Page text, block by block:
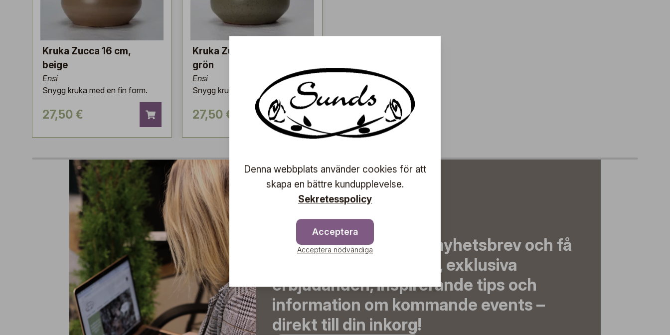
Kruka Zucca 16 cm,
beige
Ensi
Snygg kruka med en fin form.
27,50 €
Kruka Zucca 16 cm,
grön
Ensi
Snygg kruka med en fin form.
27,50 €
Prenumerera på vårt nyhetsbrev och få
de senaste nyheterna, exklusiva
erbjudanden, inspirerande tips och
information om kommande events –
direkt till din inkorg!
Denna webbplats använder cookies för att
skapa en bättre kundupplevelse.
Sekretesspolicy
Acceptera
Acceptera nödvändiga